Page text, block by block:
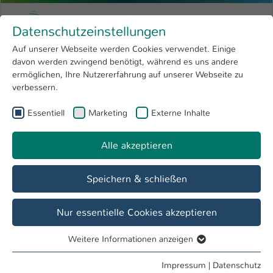
Menu
Forschung 4
Open submenu
Hochschule
International
Zum Hauptinhalt springen
Hochschule Kaiserslautern
Sie sind hier:
Profil Prof. Dr. Christian Aichele
Prof. Dr. Christian Aichele
Veröffentlichungen Projekte
Biographie
1. Wissenschaftlicher Werdegang
Studium Wirtschaftsingenieurswesen an der Universität
Datenschutzeinstellungen
Auf unserer Webseite werden Cookies verwendet. Einige
davon werden zwingend benötigt, während es uns andere
ermöglichen, Ihre Nutzererfahrung auf unserer Webseite zu
verbessern.
Essentiell Marketing Externe Inhalte
Alle akzeptieren
Speichern & schließen
Nur essentielle Cookies akzeptieren
Essentielle Cookies werden für grundlegende Funktionen
Weitere Informationen anzeigen
Impressum | Datenschutz